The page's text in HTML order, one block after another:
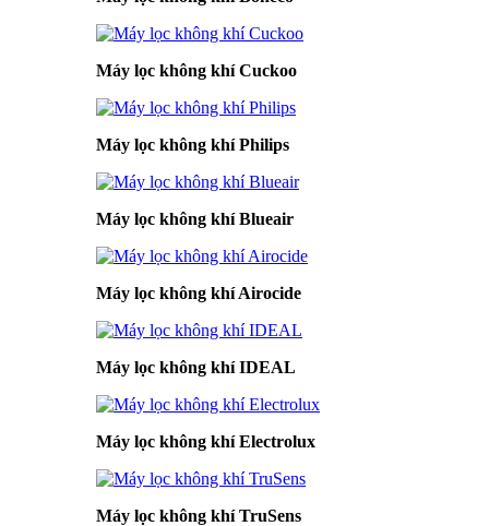
Máy lọc không khí Cuckoo
Máy lọc không khí Philips
Máy lọc không khí Blueair
Máy lọc không khí Airocide
Máy lọc không khí IDEAL
Máy lọc không khí Electrolux
Máy lọc không khí TruSens